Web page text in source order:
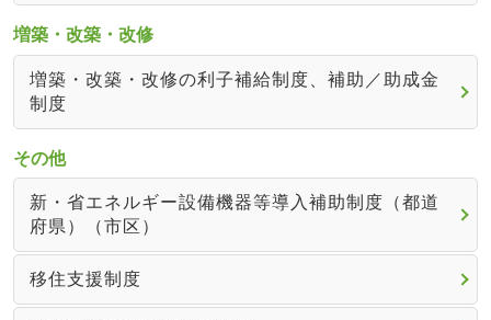
増築・改築・改修
増築・改築・改修の利子補給制度、補助／助成金
制度
その他
新・省エネルギー設備機器等導入補助制度（都道
府県）（市区）
移住支援制度